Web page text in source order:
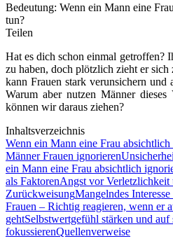
Bedeutung: Wenn ein Mann eine
tun?
Teilen
Hat es dich schon einmal getroffen?
zu haben, doch plötzlich zieht er
kann Frauen stark verunsichern und
Warum aber nutzen Männer
können wir daraus ziehen?
Inhaltsverzeichnis
Wenn ein Mann eine Frau
Männer Frauen ignorieren
ein Mann eine Frau absichtlich
als FaktorenAngst vor Verletzlichkeit
ZurückweisungMangelndes
Frauen – Richtig reagieren, wenn er
gehtSelbstwertgefühl stärken und auf
fokussierenQuellenverweise